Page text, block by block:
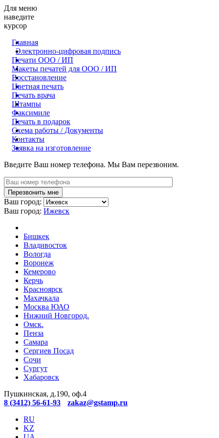
Для меню
наведите
курсор
Главная
Электронно-цифровая подпись
Печати ООО / ИП
Макеты печатей для OOO / ИП
Восстановление
Цветная печать
Печать врача
Штампы
Факсимиле
Печать в подарок
Схема работы / Документы
Контакты
Заявка на изготовление
Введите Ваш номер телефона. Мы Вам перезвоним.
Ваш город:
Ваш город: Ижевск
Бишкек
Владивосток
Вологда
Воронеж
Кемерово
Керчь
Красноярск
Махачкала
Москва ЮАО
Нижний Новгород.
Омск.
Пенза
Самара
Сергиев Посад
Сочи
Сургут
Хабаровск
Пушкинская, д.190, оф.4
8 (3412) 56-61-93
zakaz@gstamp.ru
RU
KZ